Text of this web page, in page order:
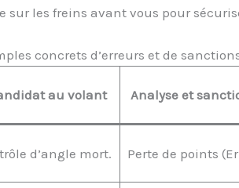
sur les freins avant vous pour
concrets d’erreurs et de
au volant Analyse et
d’angle mort. Perte de points